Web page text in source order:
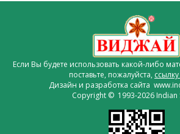
Если Вы будете использовать какой-либо
поставьте, пожалуйста,
Дизайн и разработка сайта
Copyright © 1993-2026 Indian